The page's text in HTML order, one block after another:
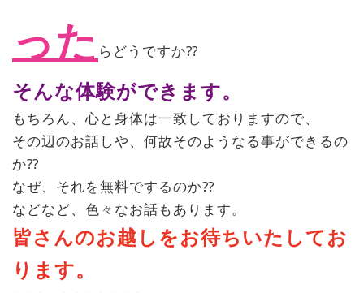
った らどうですか⁇
そんな体験ができます。
もちろん、心と身体は一致しておりますので、
その辺のお話しや、何故そのようなる事ができるの
か⁇
なぜ、それを無料でするのか⁇
などなど、色々なお話もあります。
皆さんのお越しをお待ちいたしてお
ります。